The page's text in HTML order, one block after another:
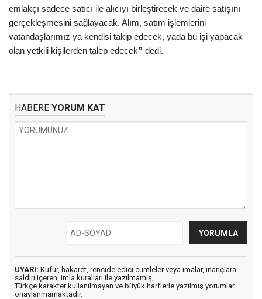
emlakçı sadece satıcı ile alıcıyı birleştirecek ve daire satışını
gerçekleşmesini sağlayacak. Alım, satım işlemlerini
vatandaşlarımız ya kendisi takip edecek, yada bu işi yapacak
olan yetkili kişilerden talep edecek” dedi.
HABERE YORUM KAT
UYARI: Küfür, hakaret, rencide edici cümleler veya imalar, inançlara
saldırı içeren, imla kuralları ile yazılmamış,
Türkçe karakter kullanılmayan ve büyük harflerle yazılmış yorumlar
onaylanmamaktadır.